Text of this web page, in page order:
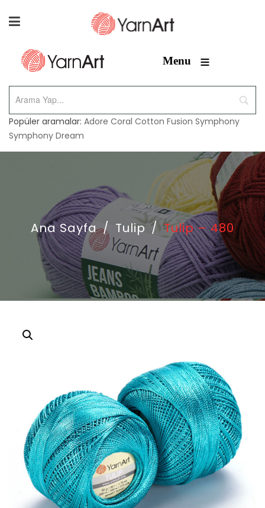
Menu ≡
Popüler aramalar: Adore Coral Cotton Fusion Symphony
Symphony Dream
Ana Sayfa / Tulip / Tulip – 480